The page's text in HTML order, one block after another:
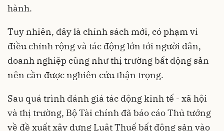
hành.
Tuy nhiên, đây là chính sách mới, có phạm vi
điều chỉnh rộng và tác động lớn tới người dân,
doanh nghiệp cũng như thị trường bất động sản
nên cần được nghiên cứu thận trọng.
Sau quá trình đánh giá tác động kinh tế - xã hội
và thị trường, Bộ Tài chính đã báo cáo Thủ tướng
về đề xuất xây dựng Luật Thuế bất động sản vào